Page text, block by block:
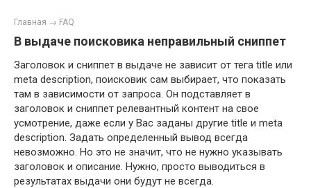
Главная → FAQ
В выдаче поисковика неправильный сниппет
Заголовок и сниппет в выдаче не зависит от тега title или
meta description, поисковик сам выбирает, что показать
там в зависимости от запроса. Он подставляет в
заголовок и сниппет релевантный контент на свое
усмотрение, даже если у Вас заданы другие title и meta
description. Задать определенный вывод всегда
невозможно. Но это не значит, что не нужно указывать
заголовок и описание. Нужно, просто выводиться в
результатах выдачи они будут не всегда.